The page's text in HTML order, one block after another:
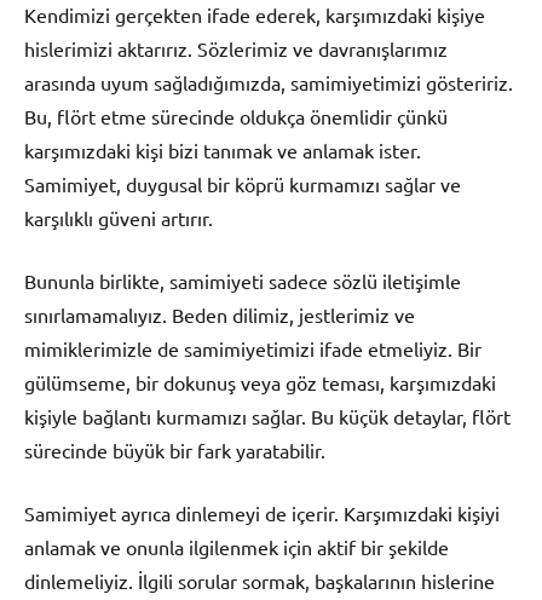
Kendimizi gerçekten ifade ederek, karşımızdaki kişiye
hislerimizi aktarırız. Sözlerimiz ve davranışlarımız
arasında uyum sağladığımızda, samimiyetimizi gösteririz.
Bu, flört etme sürecinde oldukça önemlidir çünkü
karşımızdaki kişi bizi tanımak ve anlamak ister.
Samimiyet, duygusal bir köprü kurmamızı sağlar ve
karşılıklı güveni artırır.
Bununla birlikte, samimiyeti sadece sözlü iletişimle
sınırlamamalıyız. Beden dilimiz, jestlerimiz ve
mimiklerimizle de samimiyetimizi ifade etmeliyiz. Bir
gülümseme, bir dokunuş veya göz teması, karşımızdaki
kişiyle bağlantı kurmamızı sağlar. Bu küçük detaylar, flört
sürecinde büyük bir fark yaratabilir.
Samimiyet ayrıca dinlemeyi de içerir. Karşımızdaki kişiyi
anlamak ve onunla ilgilenmek için aktif bir şekilde
dinlemeliyiz. İlgili sorular sormak, başkalarının hislerine